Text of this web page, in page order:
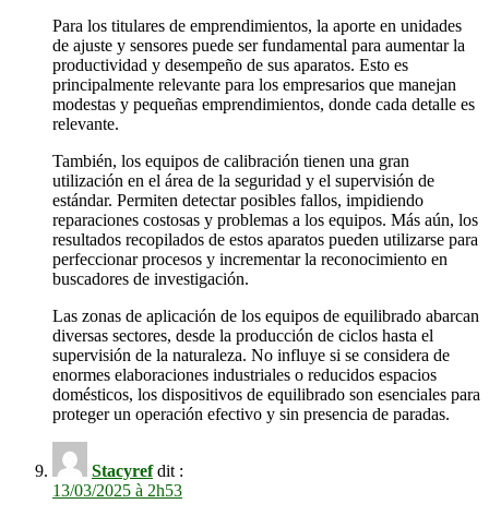
Para los titulares de emprendimientos, la aporte en unidades
de ajuste y sensores puede ser fundamental para aumentar la
productividad y desempeño de sus aparatos. Esto es
principalmente relevante para los empresarios que manejan
modestas y pequeñas emprendimientos, donde cada detalle es
relevante.
También, los equipos de calibración tienen una gran
utilización en el área de la seguridad y el supervisión de
estándar. Permiten detectar posibles fallos, impidiendo
reparaciones costosas y problemas a los equipos. Más aún, los
resultados recopilados de estos aparatos pueden utilizarse para
perfeccionar procesos y incrementar la reconocimiento en
buscadores de investigación.
Las zonas de aplicación de los equipos de equilibrado abarcan
diversas sectores, desde la producción de ciclos hasta el
supervisión de la naturaleza. No influye si se considera de
enormes elaboraciones industriales o reducidos espacios
domésticos, los dispositivos de equilibrado son esenciales para
proteger un operación efectivo y sin presencia de paradas.
Stacyref dit :
13/03/2025 à 2h53